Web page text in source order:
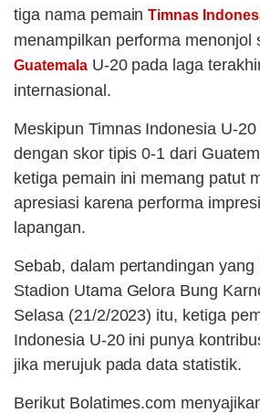
tiga nama pemainTimnas
menampilkan performa menonjol
GuatemalaU-20 pada laga
internasional.
Meskipun Timnas Indonesia U-
dengan skor tipis 0-1 dari
ketiga pemain ini memang patut
apresiasi karena performa
lapangan.
Sebab, dalam pertandingan yang
Stadion Utama Gelora Bung
Selasa (21/2/2023) itu, ketiga
Indonesia U-20 ini punya
jika merujuk pada data statistik.
Berikut Bolatimes.com